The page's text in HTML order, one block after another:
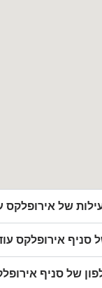
של אירופלקס
אירופלקס
של סניף